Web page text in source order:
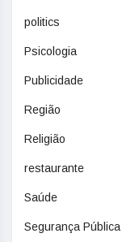
politics
Psicologia
Publicidade
Região
Religião
restaurante
Saúde
Segurança Pública